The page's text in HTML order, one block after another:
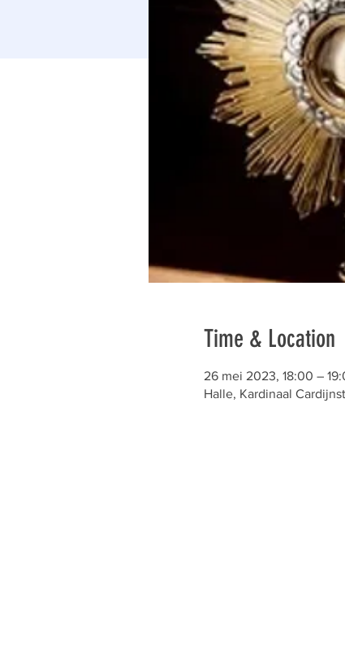
Time & Location
26 mei 2023, 18:00 –
Halle, Kardinaal